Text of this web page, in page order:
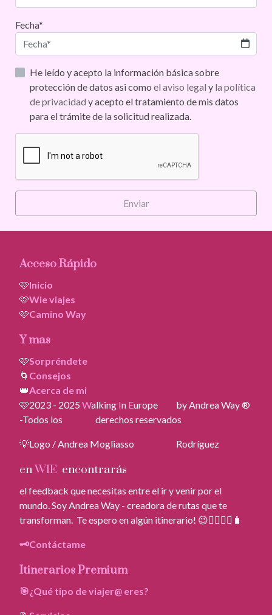
Fecha*
He leído y acepto la información básica sobre
protección de datos asi comoel aviso legaly la política
de privacidady acepto el tratamiento de mis datos
para el trámite de la solicitud realizada.
Enviar
Acceso Rápido
🩷Inicio
🩷Wie viajes
🩷Camino Way
Y mas
🩷Sorpréndete
🌀 Consejos
👑Acerca de mi
🩷2023 - 2025 Walking In Europe by Andrea Way ®
-Todos los derechos reservados
💡Logo / Andrea Mogliasso Rodríguez
enWIE encontrarás
el feedback que necesitas entre el ir y venir por el
mundo. Soy Andrea Way - creadora de rutas que te
transforman. Te espero en algún itinerario! 😉🚶‍♀️🚶‍♂️🧳
🗝️Contáctame
Itinerarios Premium
🎯¿Qué tipo de viajer@ eres?